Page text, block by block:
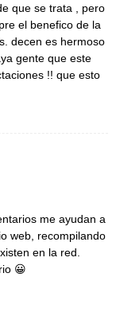
que se trata , pero
el benefico de la
decen es hermoso
gente que este
!! que esto
me ayudan a
web, recompilando
en la red.
😀